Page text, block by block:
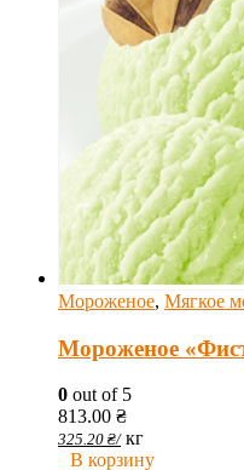
Мороженое, Мягкое
Мороженое
0 out of 5
813.00 ₴
325.20 ₴/ кг
В корзину